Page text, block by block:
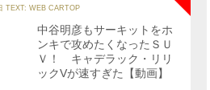
TEXT: WEB CARTOP
中谷明彦もサーキットをホ
ンキで攻めたくなったＳＵ
Ｖ！ キャデラック・リリ
ックVが速すぎた【動画】